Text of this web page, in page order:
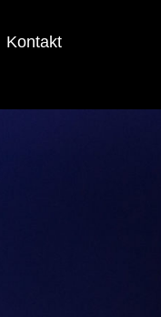
Kontakt